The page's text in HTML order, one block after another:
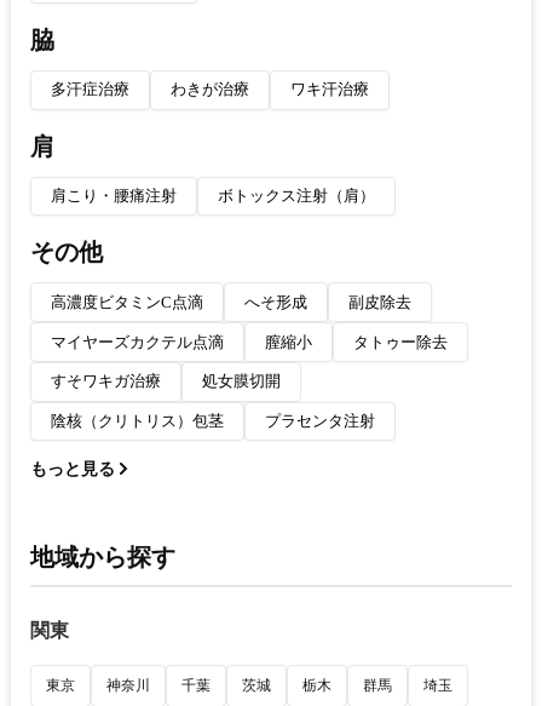
脇
多汗症治療 わきが治療 ワキ汗治療
肩
肩こり・腰痛注射 ボトックス注射（肩）
その他
高濃度ビタミンC点滴 へそ形成 副皮除去
マイヤーズカクテル点滴 膣縮小 タトゥー除去
すそワキガ治療 処女膜切開
陰核（クリトリス）包茎 プラセンタ注射
もっと見る
地域から探す
関東
東京 神奈川 千葉 茨城 栃木 群馬 埼玉